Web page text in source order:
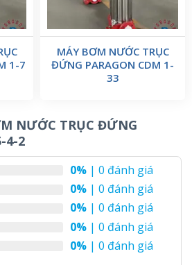
1-7
MÁY BƠM NƯỚC TRỤC
ĐỨNG PARAGON CDM 1-
33
NƯỚC TRỤC ĐỨNG
4-2
0% | 0 đánh giá
0% | 0 đánh giá
0% | 0 đánh giá
0% | 0 đánh giá
0% | 0 đánh giá